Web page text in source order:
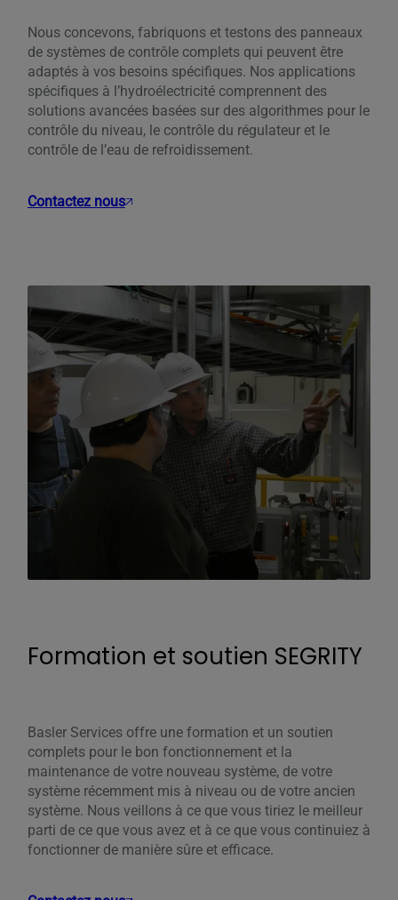
Nous concevons, fabriquons et testons des panneaux
de systèmes de contrôle complets qui peuvent être
adaptés à vos besoins spécifiques. Nos applications
spécifiques à l’hydroélectricité comprennent des
solutions avancées basées sur des algorithmes pour le
contrôle du niveau, le contrôle du régulateur et le
contrôle de l’eau de refroidissement.
Contactez nous
Formation et soutien SEGRITY
Basler Services offre une formation et un soutien
complets pour le bon fonctionnement et la
maintenance de votre nouveau système, de votre
système récemment mis à niveau ou de votre ancien
système. Nous veillons à ce que vous tiriez le meilleur
parti de ce que vous avez et à ce que vous continuiez à
fonctionner de manière sûre et efficace.